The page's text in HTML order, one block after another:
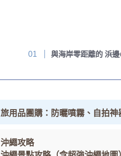
與海岸零距離的 浜
旅用品團購：防曬噴霧、自拍
沖繩攻略